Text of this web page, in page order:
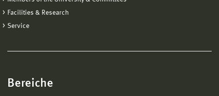
Facilities & Research
Service
Bereiche